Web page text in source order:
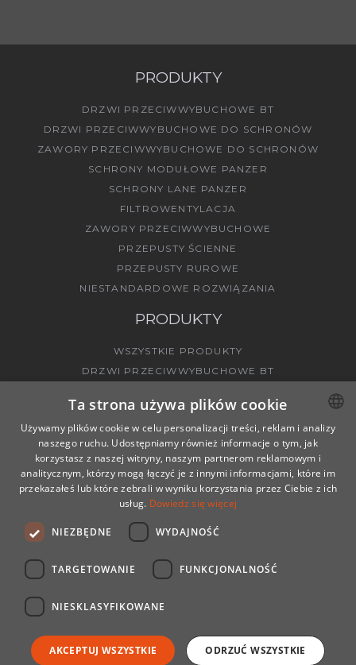
PRODUKTY
DRZWI PRZECIWWYBUCHOWE BT
DRZWI PRZECIWWYBUCHOWE DO SCHRONÓW
ZAWORY PRZECIWWYBUCHOWE DO SCHRONÓW
SCHRONY MODUŁOWE PANZER
SCHRONY LANE PANZER
FILTROWENTYLACJA
ZAWORY PRZECIWWYBUCHOWE
PRZEPUSTY ŚCIENNE
PRZEPUSTY RUROWE
NIESTANDARDOWE ROZWIĄZANIA
PRODUKTY
WSZYSTKIE PRODUKTY
DRZWI PRZECIWWYBUCHOWE BT
PRZEPUSTY ŚCIENNE
PRZEPUSTY RUROWE
NIESTANDARDOWE ROZWIĄZANIA
KONTAKT
POLITYKA PRYWATNOŚCI
© 2026 MÜLLER SAFE GMBH, ALL RIGHT RESERVED.
POLISH
ENGLISH
Ta strona używa plików cookie
Używamy plików cookie w celu personalizacji treści, reklam i analizy
naszego ruchu. Udostępniamy również informacje o tym, jak
korzystasz z naszej witryny, naszym partnerom reklamowym i
analitycznym, którzy mogą łączyć je z innymi informacjami, które im
przekazałeś lub które zebrali w wyniku korzystania przez Ciebie z ich
usług. Dowiedz się więcej
NIEZBĘDNE WYDAJNOŚĆ
TARGETOWANIE FUNKCJONALNOŚĆ
NIESKLASYFIKOWANE
AKCEPTUJ WSZYSTKIE ODRZUĆ WSZYSTKIE